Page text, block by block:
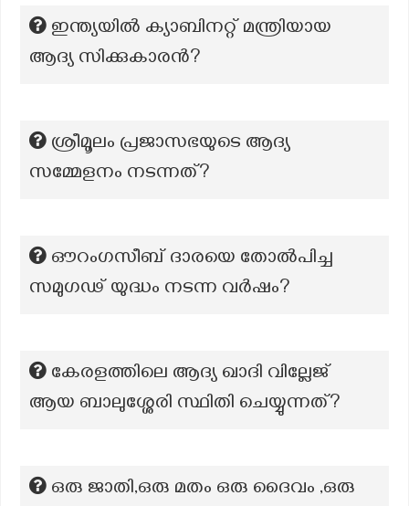
ഇന്ത്യയിൽ ക്യാബിനറ്റ് മന്ത്രിയായ
ആദ്യ സിക്കുകാരൻ?
ശ്രീമൂലം പ്രജാസഭയുടെ ആദ്യ
സമ്മേളനം നടന്നത്?
ഔറംഗസീബ് ദാരയെ തോൽപിച്ച
സമുഗഢ് യുദ്ധം നടന്ന വർഷം?
കേരളത്തിലെ ആദ്യ ഖാദി വില്ലേജ്
ആയ ബാലുശ്ശേരി സ്ഥിതി ചെയ്യുന്നത്?
ഒരു ജാതി,ഒരു മതം ഒരു ദൈവം ,ഒരു